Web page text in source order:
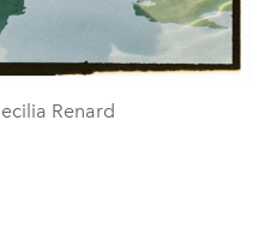
Renard